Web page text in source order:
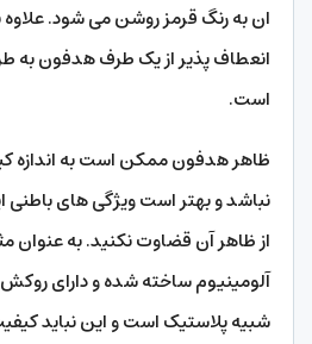
ان به رنگ قرمز روشن می شود. علاوه
انعطاف پذیر از یک طرف هدفون به
است.
ظاهر هدفون ممکن است به
نباشد و بهتر است ویژگی های باطنی
از ظاهر آن قضاوت نکنید. به عنوان
آلومینیوم ساخته شده و دارای
شبیه پلاستیک است و این نباید